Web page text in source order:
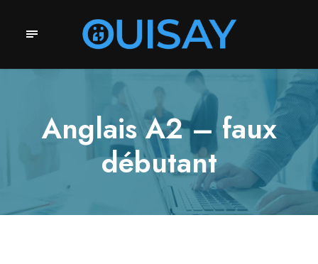
Anglais A2 – faux
débutant